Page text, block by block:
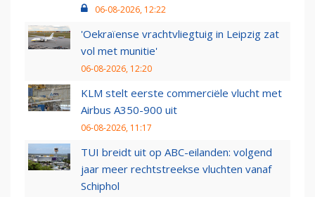
06-08-2026, 12:22
'Oekraïense vrachtvliegtuig in Leipzig zat
vol met munitie'
06-08-2026, 12:20
KLM stelt eerste commerciële vlucht met
Airbus A350-900 uit
06-08-2026, 11:17
TUI breidt uit op ABC-eilanden: volgend
jaar meer rechtstreekse vluchten vanaf
Schiphol